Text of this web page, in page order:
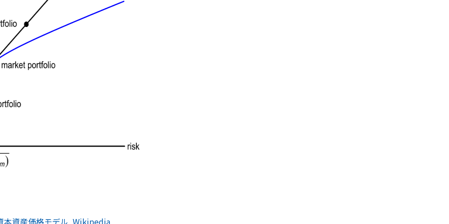
本資産価格モデル, Wikipedia